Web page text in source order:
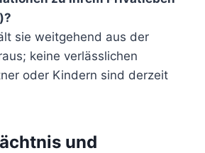
sie weitgehend aus der
keine verlässlichen
oder Kindern sind derzeit
und